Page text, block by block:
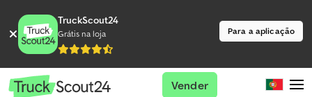
TruckScout24
Grátis na loja Para a aplicação
Vender